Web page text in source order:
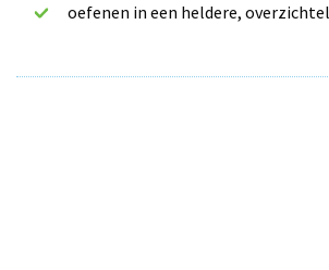
oefenen in een heldere,